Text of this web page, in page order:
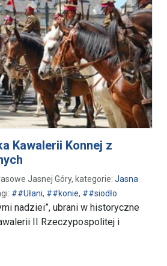
Kawalerii Konnej z
Jasnej Góry, kategorie: Jasna
##Ułani, ##konie, ##siodło
nadziei”, ubrani w historyczne
II Rzeczypospolitej i